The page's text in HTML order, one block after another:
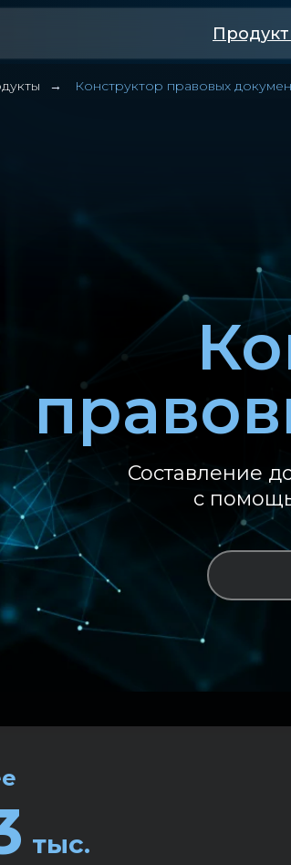
→ Конструктор правовых
Составление
с
тыс.